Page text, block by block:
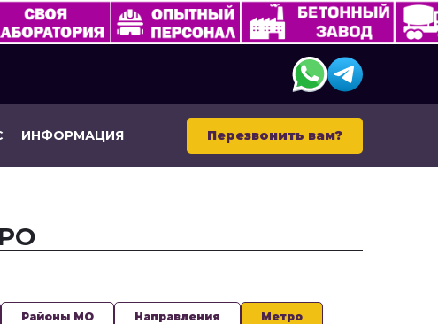
ИНФОРМАЦИЯ Перезвонить вам?
Районы МО Направления Метро